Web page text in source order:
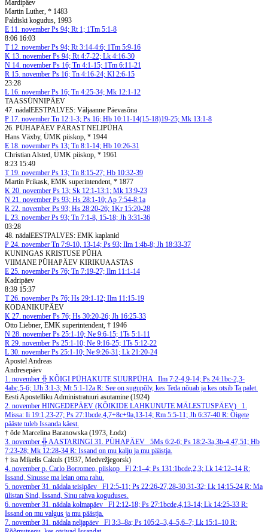
Mardipäev
Martin Luther, * 1483
Paldiski kogudus, 1993
E 11. november Ps 94; Rt 1; 1Tm 5:1-8
8:06 16:03
T12. november Ps 94; Rt 3:14-4:6; 1Tm 5:9-16
K 13. november Ps 94; Rt 4:7-22; Lk 4:16-30
N 14. november Ps 16; Tn 4:1-15; 1Tm 6:11-21
R 15. november Ps 16; Tn 4:16-24; Kl 2:6-15
23:28
L 16. november Ps 16; Tn 4:25-34; Mk 12:1-12
TAASSÜNNIPÄEV
47. nädalEESTPALVES: Väljaanne Päevasõna
P 17. november Tn 12:1-3; Ps 16; Hb 10:11-14(15-18)19-25; Mk 13:1-8
26. PÜHAPÄEV PÄRAST NELIPÜHA
Hans Växby, ÜMK piiskop, * 1944
E 18. november Ps 13; Tn 8:1-14; Hb 10:26-31
Christian Alsted, ÜMK piiskop, * 1961
8:23 15:49
T19. november Ps 13; Tn 8:15-27; Hb 10:32-39
Martin Prikask, EMK superintendent, * 1877
K 20. november Ps 13; Sk 12:1-13:1; Mk 13:9-23
N 21. november Ps 93; Hs 28:1-10; Ap 7:54-8:1a
R 22. november Ps 93; Hs 28:20-26; 1Kr 15:20-28
L 23. november Ps 93; Tn 7:1-8, 15-18; Jh 3:31-36
03:28
48. nädalEESTPALVES: EMK kaplanid
P 24. november Tn 7:9-10, 13-14; Ps 93; Ilm 1:4b-8; Jh 18:33-37
KUNINGAS KRISTUSE PÜHA
VIIMANE PÜHAPÄEV KIRIKUAASTAS
E 25. november Ps 76; Tn 7:19-27; Ilm 11:1-14
Kadripäev
8:39 15:37
T26. november Ps 76; Hs 29:1-12; Ilm 11:15-19
KODANIKUPÄEV
K 27. november Ps 76; Hs 30:20-26; Jh 16:25-33
Otto Liebner, EMK superintendent, † 1946
N 28. november Ps 25:1-10; Ne 9:6-15; 1Ts 5:1-11
R 29. november Ps 25:1-10; Ne 9:16-25; 1Ts 5:12-22
L 30. november Ps 25:1-10; Ne 9:26-31; Lk 21:20-24
Apostel Andreas
Andresepäev
1. november ╬ KÕIGI PÜHAKUTE SUURPÜHA Ilm 7:2-4,9-14; Ps 24:1bc-2,3-
4abc,5-6; 1Jh 3:1-3; Mt 5:1-12a R: See on sugupõlv, kes Teda nõuab ja kes otsib Ta palet.
Eesti Apostelliku Administratuuri asutamine (1924)
2. november HINGEDEPÄEV (KÕIKIDE LAHKUNUTE MÄLESTUSPÄEV)
1.
Missa: Ii 19:1,23-27; Ps 27:1bcde,4,7+8c+9a,13-14; Rm 5:5-11; Jh 6:37-40 R: Õigete
pääste tuleb Issanda käest.
† õde Marcelina Baranowska (1973, Łodz)
3. november ╬ AASTARINGI 31. PÜHAPÄEV
5Ms 6:2-6; Ps 18:2-3a,3b-4,47,51; Hb
7:23-28; Mk 12:28-34 R: Issand on mu kalju ja mu päästja.
† isa Miķelis Cakuls (1937, Medvežjegorsk)
4. november p. Carlo Borromeo, piiskop Fl 2:1–4; Ps 131:1bcde,2,3; Lk 14:12–14 R:
Issand, Sinusse ma leian oma rahu.
5. november 31. nädala teisipäev Fl 2:5-11; Ps 22:26-27,28-30,31-32; Lk 14:15-24 R: Ma
ülistan Sind, Issand, Sinu rahva koguduses.
6. november 31. nädala kolmapäev Fl 2:12-18; Ps 27:1bcde,4,13-14; Lk 14:25-33 R:
Issand on mu valgus ja mu päästja.
7. november 31. nädala neljapäev Fl 3:3–8a; Ps 105:2–3,4–5,6–7; Lk 15:1–10 R: